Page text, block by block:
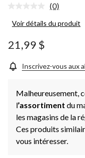
Aucune
pour
la
même
(0)
Voir détails du produit
21,99 $
Inscrivez-vous aux
Malheureusement,
l’assortiment du
les magasins de la
Ces produits
vous intéresser.